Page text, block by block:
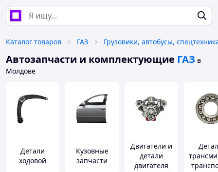
Каталог товаров ГАЗ Грузовики, автобусы,
Автозапчасти и комплектующие ГАЗ в
Молдове
Детали
ходовой
Кузовные
запчасти
Двигатели и
детали
двигателя